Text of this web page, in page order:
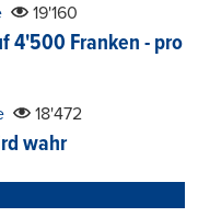
19'160
4'500 Franken - pro
18'472
wahr